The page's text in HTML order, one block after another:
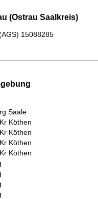
(Ostrau Saalkreis)
15088285
Saale
Köthen
Köthen
Köthen
Köthen